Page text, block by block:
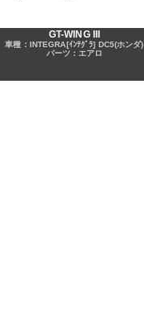
GT-WING III
車種：INTEGRA[ｲﾝﾃｸﾞﾗ] DC5(ホンダ)
パーツ：エアロ